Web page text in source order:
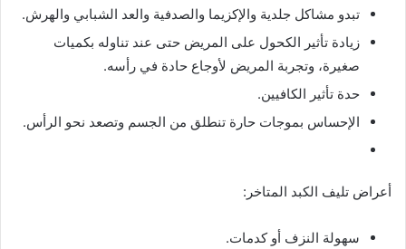
تبدو مشاكل جلدية والإكزيما والصدفية والعد الشبابي والهرش.
زيادة تأثير الكحول على المريض حتى عند تناوله بكميات
صغيرة، وتجربة المريض لأوجاع حادة في رأسه.
حدة تأثير الكافيين.
الإحساس بموجات حارة تنطلق من الجسم وتصعد نحو الرأس.
أعراض تليف الكبد المتاخر:
سهولة النزف أو كدمات.